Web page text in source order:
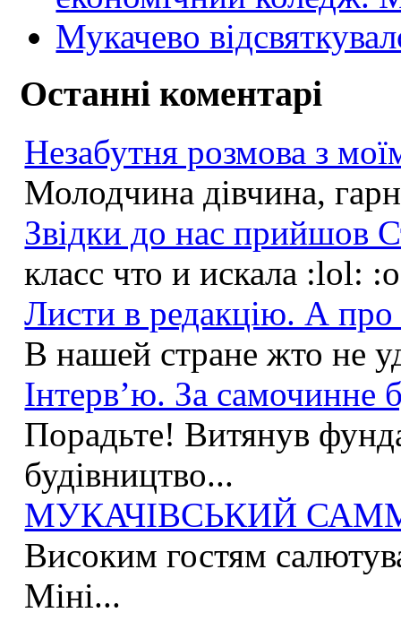
Мукачево
Останні коментарі
Незабутня розмова з
Молодчина дівчина,
Звідки до нас прийшов
класс что и искала :lol:
Листи в редакцію. А
В нашей стране жто не
Інтерв’ю. За самочинне
Порадьте! Витянув
будівництво...
МУКАЧІВСЬКИЙ
Високим гостям
Міні...